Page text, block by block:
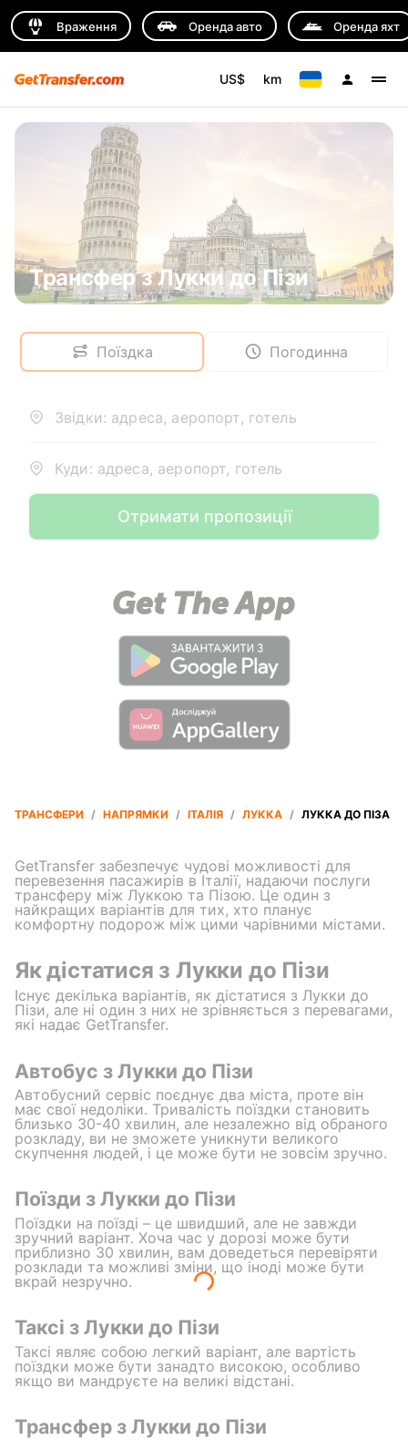
Враження Оренда авто Оренда яхт
US$ km
Трансфер з Лукки до Пізи
Поїздка Погодинна
Звідки: адреса, аеропорт, готель
Куди: адреса, аеропорт, готель
Отримати пропозиції
ТРАНСФЕРИ / НАПРЯМКИ / ІТАЛІЯ / ЛУККА / ЛУККА ДО ПІЗА
GetTransfer забезпечує чудові можливості для
перевезення пасажирів в Італії, надаючи послуги
трансферу між Луккою та Пізою. Це один з
найкращих варіантів для тих, хто планує
комфортну подорож між цими чарівними містами.
Як дістатися з Лукки до Пізи
Існує декілька варіантів, як дістатися з Лукки до
Пізи, але ні один з них не зрівняється з перевагами,
які надає GetTransfer.
Автобус з Лукки до Пізи
Автобусний сервіс поєднує два міста, проте він
має свої недоліки. Тривалість поїздки становить
близько 30-40 хвилин, але незалежно від обраного
розкладу, ви не зможете уникнути великого
скупчення людей, і це може бути не зовсім зручно.
Поїзди з Лукки до Пізи
Поїздки на поїзді – це швидший, але не завжди
зручний варіант. Хоча час у дорозі може бути
приблизно 30 хвилин, вам доведеться перевіряти
розклади та можливі зміни, що іноді може бути
вкрай незручно.
Таксі з Лукки до Пізи
Таксі являє собою легкий варіант, але вартість
поїздки може бути занадто високою, особливо
якщо ви мандруєте на великі відстані.
Трансфер з Лукки до Пізи